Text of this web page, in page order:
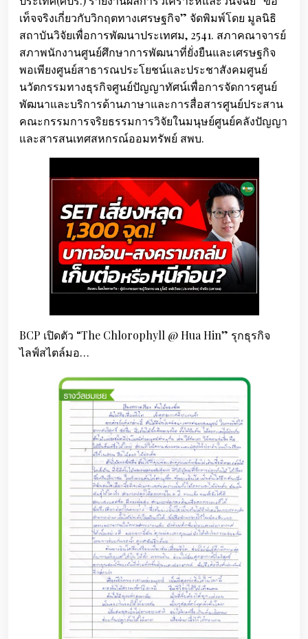
เท็จจริงเกี่ยวกับวิกฤตทางเศรษฐกิจ” จัดพิมพ์โดย มูลนิธิ
สถาบันวิจัยเพื่อการพัฒนาประเทศม, 2541. สภาคณาจารย์
สภาพนักงานศูนย์ศึกษาการพัฒนาที่ยั่งยืนและเศรษฐกิจ
พอเพียงศูนย์สาธารณประโยชน์และประชาสังคมศูนย์
นวัตกรรมทางธุรกิจศูนย์ปัญญาทัศน์เพื่อการจัดการศูนย์
พัฒนาและบริการด้านภาษาและการสื่อสารศูนย์ประสาน
คณะกรรมการจริยธรรมการวิจัยในมนุษย์ศูนย์คลังปัญญา
และสารสนเทศสหกรณ์ออมทรัพย์ สพบ.
BCP เปิดตัว “The Chlorophyll @ Hua Hin” รุกธุรกิจ
ไลฟ์สไตล์มอ…